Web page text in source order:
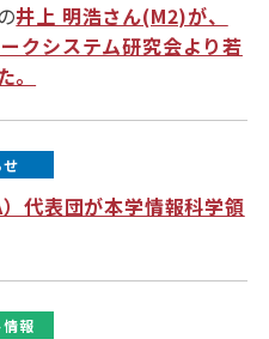
の井上 明浩さん(M2)が、
クシステム研究会より若
代表団が本学情報科学領
報